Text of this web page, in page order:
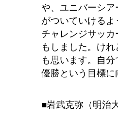
や、ユニバーシ
がついていける
チャレンジサッ
もしました。け
も思います。自
優勝という目標
■岩武克弥（明治